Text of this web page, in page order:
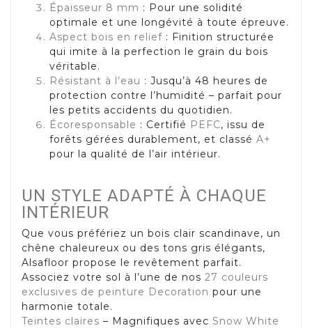
Épaisseur 8 mm : Pour une solidité
optimale et une longévité à toute épreuve.
Aspect bois en relief : Finition structurée
qui imite à la perfection le grain du bois
véritable.
Résistant à l’eau : Jusqu’à 48 heures de
protection contre l’humidité – parfait pour
les petits accidents du quotidien.
Écoresponsable : Certifié PEFC, issu de
forêts gérées durablement, et classé A+
pour la qualité de l’air intérieur.
UN STYLE ADAPTÉ À CHAQUE
INTÉRIEUR
Que vous préfériez un bois clair scandinave, un
chêne chaleureux ou des tons gris élégants,
Alsafloor propose le revêtement parfait.
Associez votre sol à l’une de nos 27 couleurs
exclusives de peinture Decoration pour une
harmonie totale.
Teintes claires – Magnifiques avec Snow White